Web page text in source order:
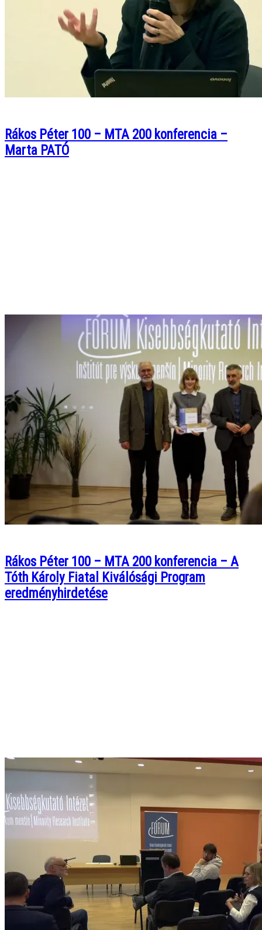
Rákos Péter 100 – MTA 200 konferencia –
Marta PATÓ
Rákos Péter 100 – MTA 200 konferencia – A
Tóth Károly Fiatal Kiválósági Program
eredményhirdetése